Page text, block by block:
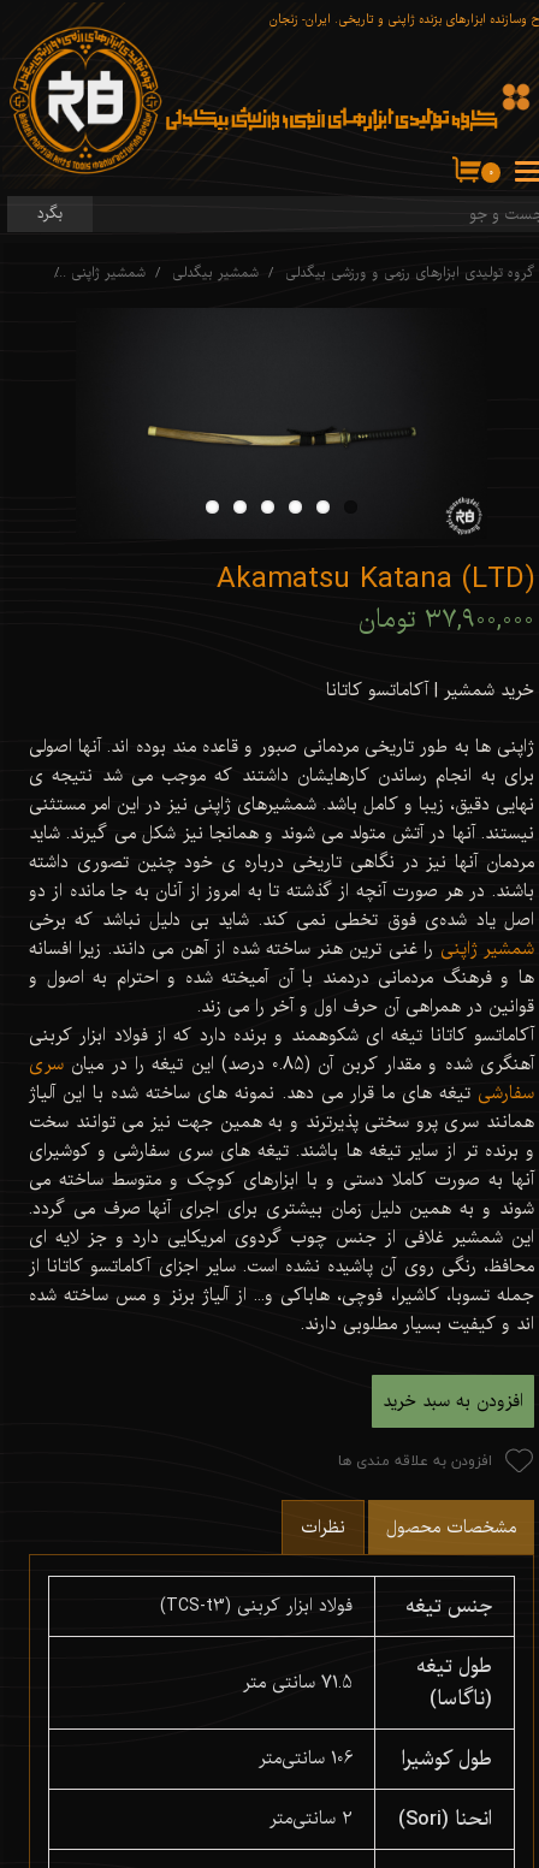
وسازنده ابزارهای برّنده ژاپنی و تاریخی. ایران- زنجان
۰
بگرد
گروه تولیدی ابزارهای رزمی و ورزشی بیگدلی شمشیر بیگدلی شمشیر ژاپنی
Akamatsu Katana (LTD)
۳۷,۹۰۰,۰۰۰ تومان
خرید شمشیر | آکاماتسو کاتانا
ژاپنی ها به طور تاریخی مردمانی صبور و قاعده مند بوده اند. آنها اصولی
برای به انجام رساندن کارهایشان داشتند که موجب می شد نتیجه ی
نهایی دقیق، زیبا و کامل باشد. شمشیرهای ژاپنی نیز در این امر مستثنی
نیستند. آنها در آتش متولد می شوند و همانجا نیز شکل می گیرند. شاید
مردمان آنها نیز در نگاهی تاریخی درباره ی خود چنین تصوری داشته
باشند. در هر صورت آنچه از گذشته تا به امروز از آنان به جا مانده از دو
اصل یاد شده‌ی فوق تخطی نمی کند. شاید بی دلیل نباشد که برخی
شمشیر ژاپنی را غنی ترین هنر ساخته شده از آهن می دانند. زیرا افسانه
ها و فرهنگ مردمانی دردمند با آن آمیخته شده و احترام به اصول و
قوانین در همراهی آن حرف اول و آخر را می زند.
آکاماتسو کاتانا تیغه ای شکوهمند و برنده دارد که از فولاد ابزار کربنی
آهنگری شده و مقدار کربن آن (0.85 درصد) این تیغه را در میان
سری
سفارشی تیغه های ما قرار می دهد. نمونه های ساخته شده با این آلیاژ
همانند سری پرو سختی پذیرترند و به همین جهت نیز می توانند سخت
و برنده تر از سایر تیغه ها باشند. تیغه های سری سفارشی و کوشیرای
آنها به صورت کاملا دستی و با ابزارهای کوچک و متوسط ساخته می
شوند و به همین دلیل زمان بیشتری برای اجرای آنها صرف می گردد.
این شمشیر غلافی از جنس چوب گردوی امریکایی دارد و جز لایه ای
محافظ، رنگی روی آن پاشیده نشده است. سایر اجزای آکاماتسو کاتانا از
جمله تسوبا، کاشیرا، فوچی، هاباکی و... از آلیاژ برنز و مس ساخته شده
اند و کیفیت بسیار مطلوبی دارند.
افزودن به سبد خرید
افزودن به علاقه مندی ها
مشخصات محصول نظرات
جنس تیغه فولاد ابزار کربنی (TCS-t3)
طول تیغه
(ناگاسا)
71.5 سانتی متر
طول کوشیرا 106 سانتی‌متر
انحنا (Sori) 2 سانتی‌متر